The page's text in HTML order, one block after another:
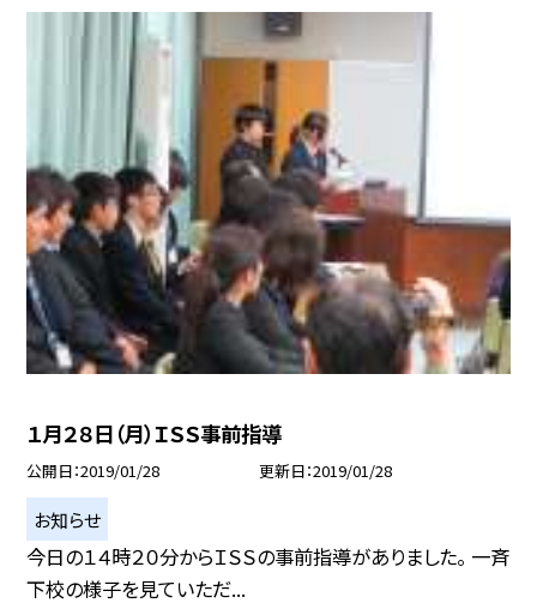
１月２８日（月）ＩＳＳ事前指導
公開日 2019/01/28 更新日 2019/01/28
お知らせ
今日の１４時２０分からＩＳＳの事前指導がありました。 一斉
下校の様子を見ていただ...